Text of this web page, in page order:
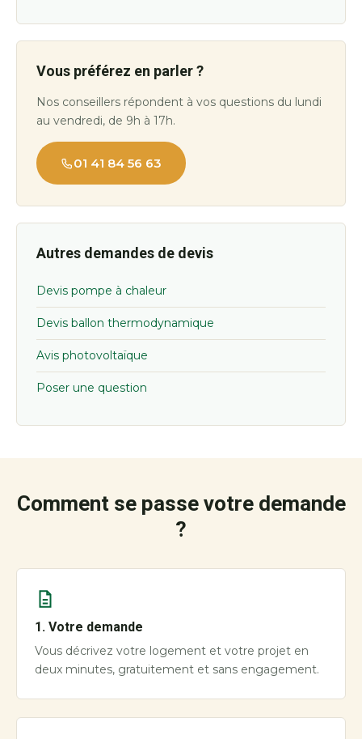
Vous préférez en parler ?
Nos conseillers répondent à vos questions du lundi
au vendredi, de 9h à 17h.
01 41 84 56 63
Autres demandes de devis
Devis pompe à chaleur
Devis ballon thermodynamique
Avis photovoltaïque
Poser une question
Comment se passe votre demande
?
1. Votre demande
Vous décrivez votre logement et votre projet en
deux minutes, gratuitement et sans engagement.